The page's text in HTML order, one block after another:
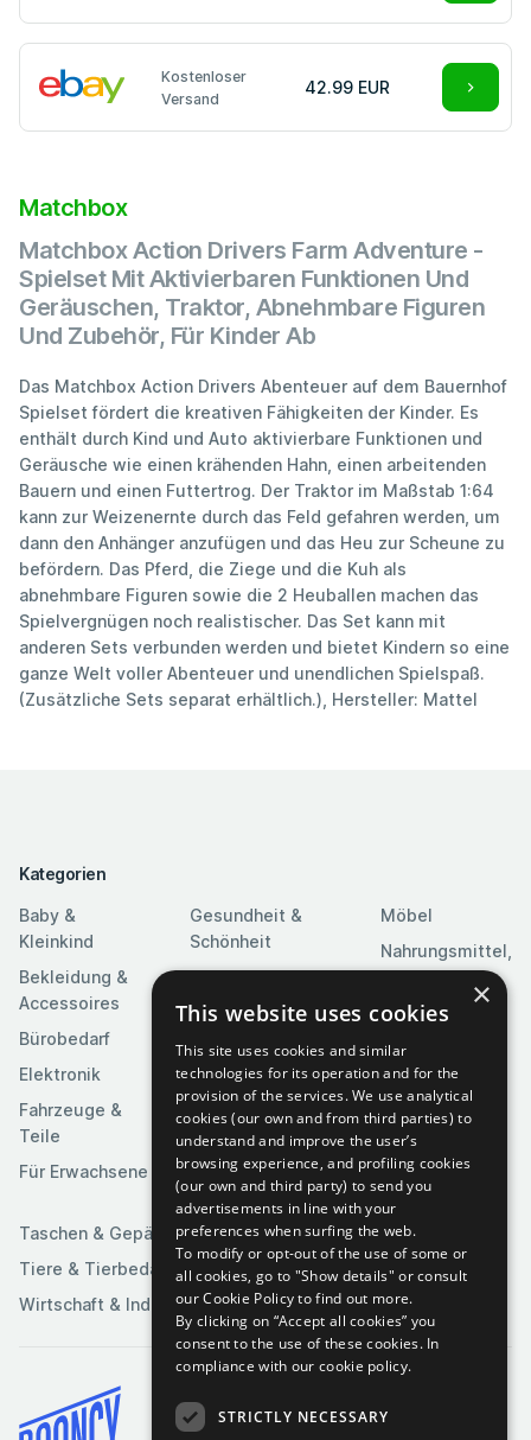
Kostenloser
Versand
42.99 EUR
Matchbox
Matchbox Action Drivers Farm Adventure -
Spielset Mit Aktivierbaren Funktionen Und
Geräuschen, Traktor, Abnehmbare Figuren
Und Zubehör, Für Kinder Ab
Das Matchbox Action Drivers Abenteuer auf dem Bauernhof
Spielset fördert die kreativen Fähigkeiten der Kinder. Es
enthält durch Kind und Auto aktivierbare Funktionen und
Geräusche wie einen krähenden Hahn, einen arbeitenden
Bauern und einen Futtertrog. Der Traktor im Maßstab 1:64
kann zur Weizenernte durch das Feld gefahren werden, um
dann den Anhänger anzufügen und das Heu zur Scheune zu
befördern. Das Pferd, die Ziege und die Kuh als
abnehmbare Figuren sowie die 2 Heuballen machen das
Spielvergnügen noch realistischer. Das Set kann mit
anderen Sets verbunden werden und bietet Kindern so eine
ganze Welt voller Abenteuer und unendlichen Spielspaß.
(Zusätzliche Sets separat erhältlich.), Hersteller: Mattel
Kategorien
Baby &
Kleinkind
Bekleidung &
Accessoires
Bürobedarf
Elektronik
Fahrzeuge &
Teile
Für Erwachsene
Gesundheit &
Schönheit
Heim & Garten
Heimwerkerbedarf
Kameras & Optik
Kunst &
Unterhaltung
Medien
Möbel
Nahrungsmittel,
Getränke &
Tabak
Feierlichkeiten
Software
Spielzeuge &
Spiele
Sportartikel
Taschen & Gepäck
Tiere & Tierbedarf
Wirtschaft & Industrie
Bedingungen & Konditionen
×
This website uses cookies
This site uses cookies and similar
technologies for its operation and for the
provision of the services. We use analytical
cookies (our own and from third parties) to
understand and improve the user’s
browsing experience, and profiling cookies
(our own and third party) to send you
advertisements in line with your
preferences when surfing the web.
To modify or opt-out of the use of some or
all cookies, go to "Show details" or consult
our Cookie Policy to find out more.
By clicking on “Accept all cookies” you
consent to the use of these cookies. In
compliance with our cookie policy.
STRICTLY NECESSARY